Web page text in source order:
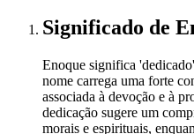
Significado de
Enoque significa
nome carrega uma forte
associada à devoção e à
dedicação sugere um
morais e espirituais,